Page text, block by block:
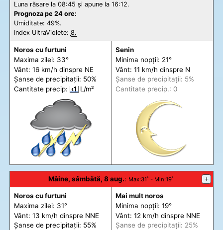
Luna răsare la 08:45 și apune la 16:12.
Prognoza pe 24 ore:
Umiditate: 49%.
Index UltraViolete: 8.
Noros cu furtuni
Maxima zilei: 33°
Vânt: 16 km/h dinspre NE
Șanse de precipitații: 50%
Cantitate precip: ‹1 L/m²
Senin
Minima nopții: 21°
Vânt: 11 km/h dinspre N
Șanse de precipitații: 5%
Cantitate precip.: 0
Mâine, sâmbătă, 8 aug.: Max:31˚ - Min:19˚ +
Noros cu furtuni
Maxima zilei: 31°
Vânt: 13 km/h dinspre NNE
Șanse de precipitații: 55%
Mai mult noros
Minima nopții: 19°
Vânt: 12 km/h dinspre NNE
Șanse de precipitații: 25%